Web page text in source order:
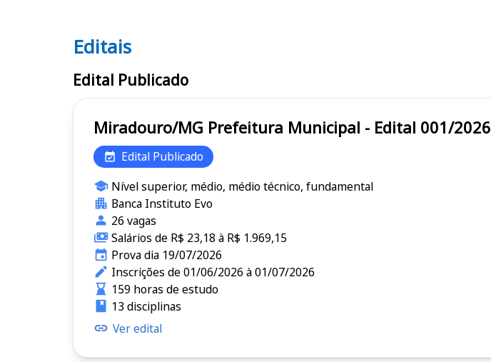
Editais
Editais
Edital Publicado
Miradouro/MG Prefeitura Municipal - Edital 001/2026
Edital Publicado
Nível superior, médio, médio técnico, fundamental
Banca Instituto Evo
26 vagas
Salários de R$ 23,18 à R$ 1.969,15
Prova dia 19/07/2026
Inscrições de 01/06/2026 à 01/07/2026
159 horas de estudo
13 disciplinas
Ver edital